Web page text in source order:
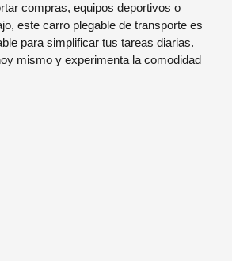
compras, equipos deportivos o
este carro plegable de transporte es
para simplificar tus tareas diarias.
mismo y experimenta la comodidad